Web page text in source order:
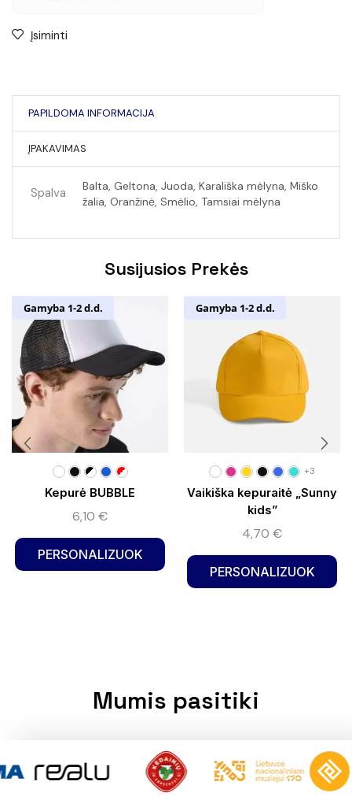
Įsiminti
PAPILDOMA INFORMACIJA
ĮPAKAVIMAS
Spalva
Balta, Geltona, Juoda, Karališka mėlyna, Miško
žalia, Oranžinė, Smėlio, Tamsiai mėlyna
Susijusios Prekės
Gamyba 1-2 d.d.
Kepurė BUBBLE
6,10 €
PERSONALIZUOK
Gamyba 1-2 d.d.
+3
Vaikiška kepuraitė „Sunny
kids”
4,70 €
PERSONALIZUOK
Mumis pasitiki